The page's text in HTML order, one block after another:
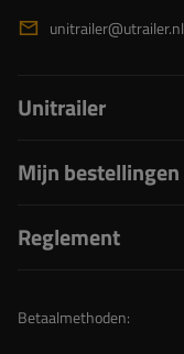
unitrailer@utrailer.nl
Unitrailer
Mijn bestellingen
Reglement
Betaalmethoden: